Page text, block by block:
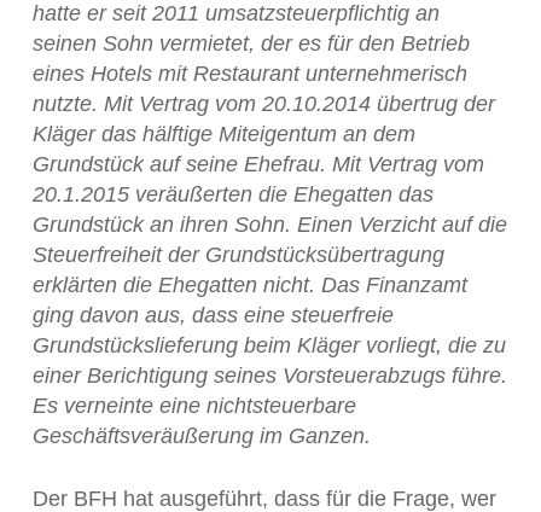
hatte er seit 2011 umsatzsteuerpflichtig an
seinen Sohn vermietet, der es für den Betrieb
eines Hotels mit Restaurant unternehmerisch
nutzte. Mit Vertrag vom 20.10.2014 übertrug der
Kläger das hälftige Miteigentum an dem
Grundstück auf seine Ehefrau. Mit Vertrag vom
20.1.2015 veräußerten die Ehegatten das
Grundstück an ihren Sohn. Einen Verzicht auf die
Steuerfreiheit der Grundstücksübertragung
erklärten die Ehegatten nicht. Das Finanzamt
ging davon aus, dass eine steuerfreie
Grundstückslieferung beim Kläger vorliegt, die zu
einer Berichtigung seines Vorsteuerabzugs führe.
Es verneinte eine nichtsteuerbare
Geschäftsveräußerung im Ganzen.
Der BFH hat ausgeführt, dass für die Frage, wer